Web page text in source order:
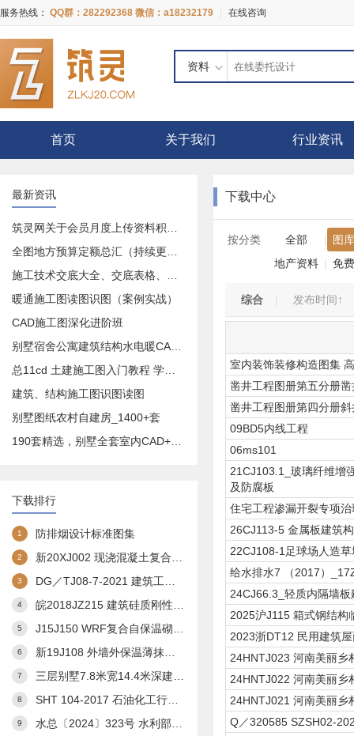
服务热线： QQ群：282292368 微信：a18232179 在线咨询
资料
首页 关于我们 行业资讯
最新资讯
暖通施工图读图识图（案例实战）
CAD施工图深化进阶班
建筑、结构施工图识图读图
别墅图纸农村自建房_1400+套
下载排行
1 防排烟设计标准图集
2 新20XJ002 现浇混凝土复合外保温模板(XJJS)建筑构造
3 DG／TJ08-7-2021 建筑工程交通设计及停车库(场)设置标准(完整扫描版)
4 皖2018JZ215 建筑硅质刚性防水构造图集
5 J15J150 WRF复合自保温砌块构造
6 新19J108 外墙外保温薄抹灰系统建筑构造
7 三层别墅7.8米宽14.4米深建筑方案3
8 SHT 104-2017 石油化工行业通用图 总图运输通用图集--储罐区防火堤
9 水总〔2024〕323号 水利部关于发布《水利工程设计概（估）算编制规定》及水利工程系列定额的通知
下载中心
按分类 全部 |
图
地产资料 | 免
综合 发布时间↑
室内装饰装修构造图集
凿井工程图册第五分册
凿井工程图册第四分册
09BD5内线工程
06ms101
21CJ103.1_玻璃纤维增
及防腐板
住宅工程渗漏开裂专项
26CJ113-5 金属板建筑
22CJ108-1足球场人造
给水排水7 （2017）
24CJ66.3_轻质内隔墙
2025沪J115 箱式钢结
2023浙DT12 民用建筑
24HNTJ023 河南美丽乡
24HNTJ022 河南美丽乡
24HNTJ021 河南美丽乡
Q／320585 SZSH02-